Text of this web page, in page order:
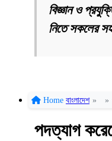
বিজ্ঞান ও
নিতে সকলের
Home বাংলাদেশ » »
পদত্যাগ